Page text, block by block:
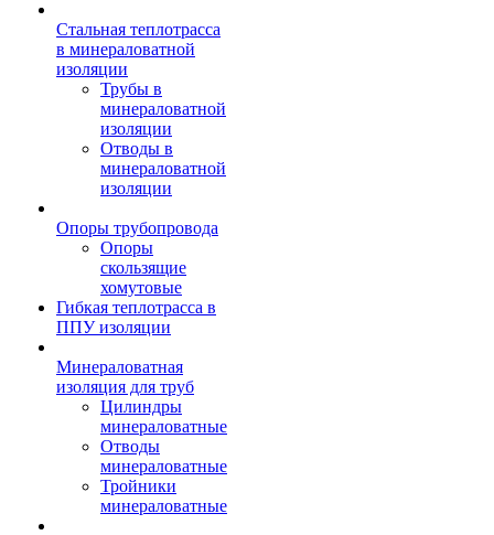
Стальная теплотрасса
в минераловатной
изоляции
Трубы в
минераловатной
изоляции
Отводы в
минераловатной
изоляции
Опоры трубопровода
Опоры
скользящие
хомутовые
Гибкая теплотрасса в
ППУ изоляции
Минераловатная
изоляция для труб
Цилиндры
минераловатные
Отводы
минераловатные
Тройники
минераловатные